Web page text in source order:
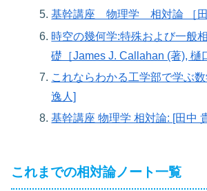
基幹講座 物理学 相対論 ［田
時空の幾何学:特殊および一般
礎［James J. Callahan (著), 樋
これならわかる工学部で学ぶ
逸人]
基幹講座 物理学 相対論: [田中
これまでの相対論ノート一覧